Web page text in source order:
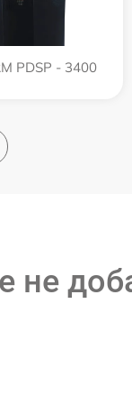
PDSP - 3400
не